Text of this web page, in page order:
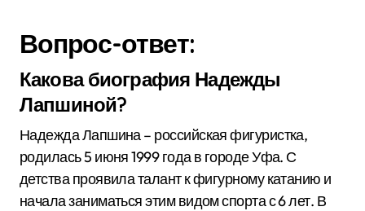
Вопрос-ответ:
Какова биография Надежды
Лапшиной?
Надежда Лапшина – российская фигуристка,
родилась 5 июня 1999 года в городе Уфа. С
детства проявила талант к фигурному катанию и
начала заниматься этим видом спорта с 6 лет. В